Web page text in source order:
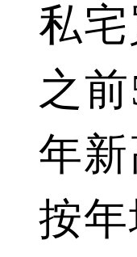
私
之
年
按